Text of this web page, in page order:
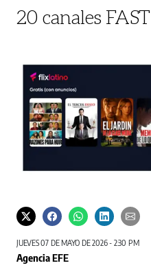
20 canales FAST
JUEVES 07 DE MAYO DE 2026 - 2:30 PM
Agencia EFE